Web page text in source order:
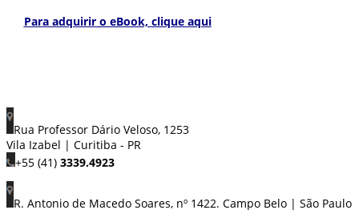
Para adquirir o eBook, clique aqui
Rua Professor Dário Veloso, 1253
Vila Izabel | Curitiba - PR
+55 (41) 3339.4923
R. Antonio de Macedo Soares, nº 1422. Campo Belo | São Paulo